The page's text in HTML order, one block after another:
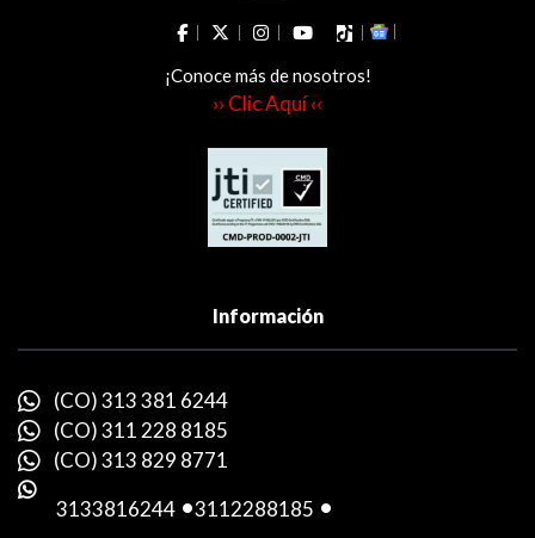
¡Conoce más de nosotros!
›› Clic Aquí ‹‹
Información
(CO) 313 381 6244
(CO) 311 228 8185
(CO) 313 829 8771
3133816244 -3112288185 -